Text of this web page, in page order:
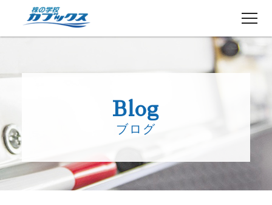
５分でわかるカブックス
授業日程
生徒さんの声
Blog
ブログ